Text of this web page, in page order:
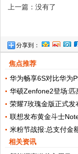
上一篇：没有了
分享到：
焦点推荐
华为畅享6S对比华为
华硕Zenfone2登场:匹
荣耀7玫瑰金版正式发
联想发布黄金斗士
米粉节战报:总支付金
相关资讯